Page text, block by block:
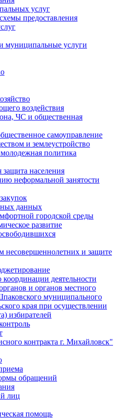
услуг
предоставления
муниципальные услуги
воздействия
ЧС и общественная
самоуправление
и землеустройство
политика
защита населения
неформальной занятости
данных
городской среды
развитие
несовершеннолетних и защите
координации деятельности
и органов местного
муниципального
края при осуществлении
избирателей
контракта г. Михайловск"
обращений
лиц
помощь